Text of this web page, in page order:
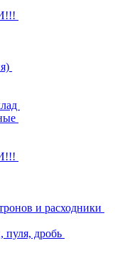
и расходники
пуля, дробь